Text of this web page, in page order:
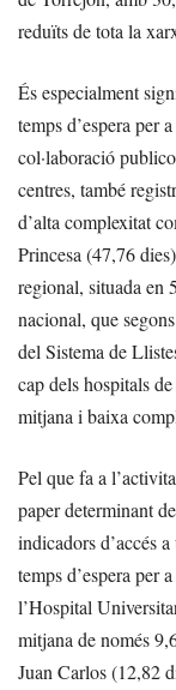
reduïts de tota la
És especialment
temps d’espera per
col·laboració
centres, també
d’alta complexitat
Princesa (47,76
regional, situada en
nacional, que
del Sistema de
cap dels hospitals
mitjana i baixa
Pel que fa a
paper determinant
indicadors d’accés
temps d’espera per
l’Hospital
mitjana de només
Juan Carlos (12,82